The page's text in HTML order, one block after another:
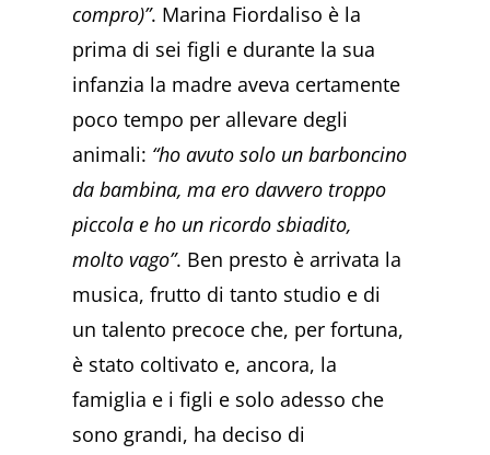
compro)”. Marina Fiordaliso è la
prima di sei figli e durante la sua
infanzia la madre aveva certamente
poco tempo per allevare degli
animali: “ho avuto solo un barboncino
da bambina, ma ero davvero troppo
piccola e ho un ricordo sbiadito,
molto vago”. Ben presto è arrivata la
musica, frutto di tanto studio e di
un talento precoce che, per fortuna,
è stato coltivato e, ancora, la
famiglia e i figli e solo adesso che
sono grandi, ha deciso di